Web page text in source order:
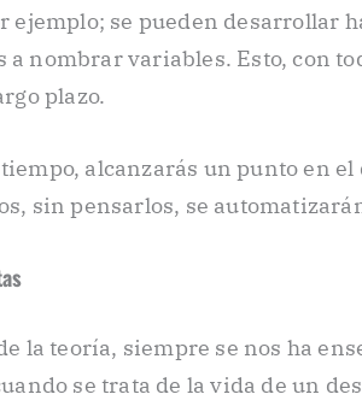
ejemplo; se pueden desarrollar
a nombrar variables. Esto, con
plazo.
alcanzarás un punto en el
sin pensarlos, se
la teoría, siempre se nos ha
se trata de la vida de un